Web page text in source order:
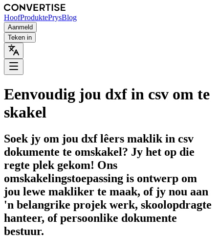
HoofProduktePrysBlog
Aanmeld
Teken in
Eenvoudig jou dxf in csv om te
skakel
Soek jy om jou dxf lêers maklik in csv
dokumente te omskakel? Jy het op die
regte plek gekom! Ons
omskakelingstoepassing is ontwerp om
jou lewe makliker te maak, of jy nou aan
'n belangrike projek werk, skoolopdragte
hanteer, of persoonlike dokumente
bestuur.